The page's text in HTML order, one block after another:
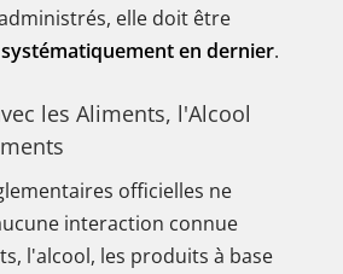
elle doit être
systématiquement en dernier.
les Aliments, l'Alcool
officielles ne
interaction connue
l'alcool, les produits à base